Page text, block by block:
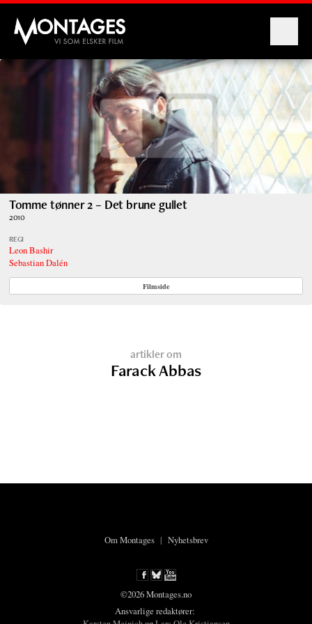
Montages
Tomme tønner 2 – Det brune gullet
2010
REGI
Leon Bashir
Sebastian Dalén
Filmside
artikler om
Farack Abbas
Om Montages| Nyhetsbrev
©2026 Montages.no
Ansvarlige redaktører: